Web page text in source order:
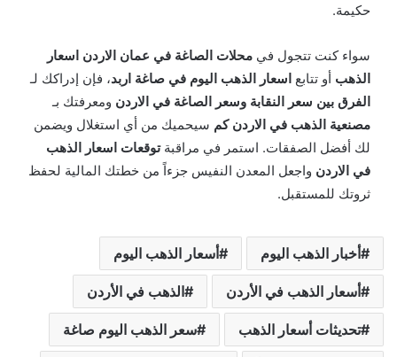
حكيمة.
سواء كنت تتجول في محلات الصاغة في عمان الاردن اسعار
الذهب أو تتابع اسعار الذهب اليوم في صاغة اربد، فإن إدراكك لـ
الفرق بين سعر النقابة وسعر الصاغة في الاردن ومعرفتك بـ
مصنعية الذهب في الاردن كم سيحميك من أي استغلال ويضمن
لك أفضل الصفقات. استمر في مراقبةتوقعات اسعار الذهب
في الاردن واجعل المعدن النفيس جزءاً من خطتك المالية لحفظ
ثروتك للمستقبل.
أخبار الذهب اليوم أسعار الذهب اليوم
أسعار الذهب في الأردن الذهب في الأردن
تحديثات أسعار الذهب سعر الذهب اليوم صاغة